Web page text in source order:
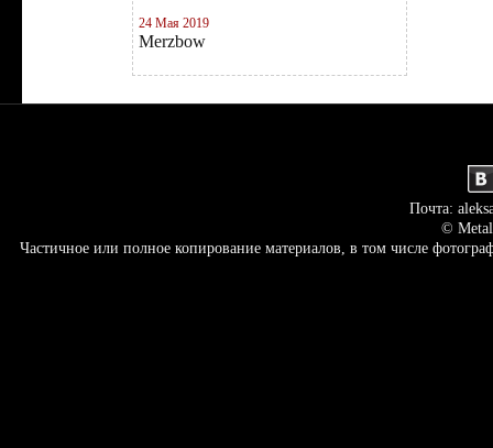
24 Мая 2019
Merzbow
Почта:
©
Частичное или полное копирование материалов, в том числе